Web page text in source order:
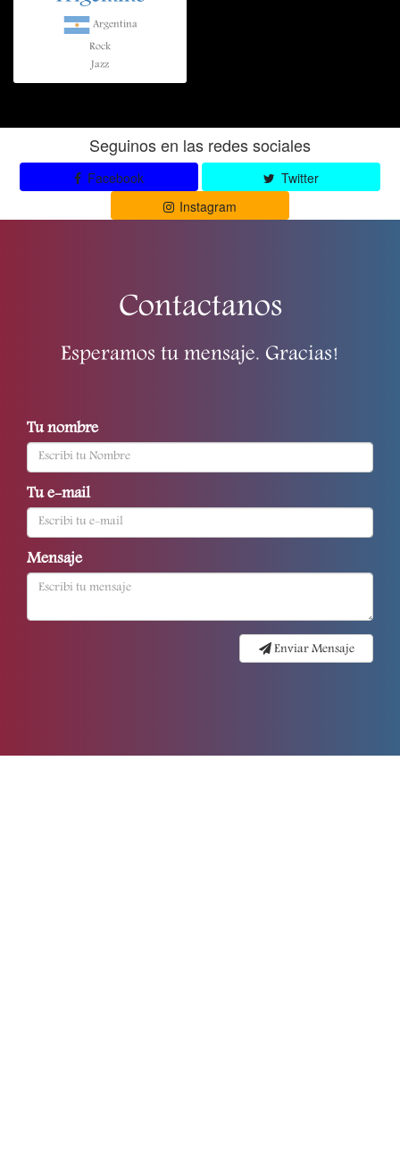
Argentina
Rock
Jazz
Seguinos en las redes sociales
Facebook
Twitter
Instagram
Contactanos
Esperamos tu mensaje. Gracias!
Tu nombre
Tu e-mail
Mensaje
Enviar Mensaje